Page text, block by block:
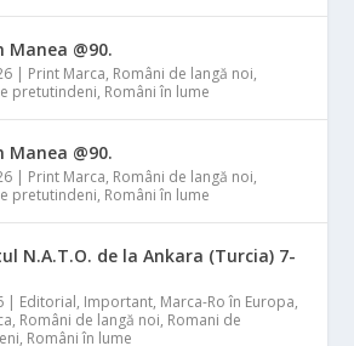
Manea @90.
| Print Marca, Români de langă noi,
pretutindeni, Români în lume
Manea @90.
| Print Marca, Români de langă noi,
pretutindeni, Români în lume
N.A.T.O. de la Ankara (Turcia) 7-
| Editorial, Important, Marca-Ro în Europa,
, Români de langă noi, Romani de
, Români în lume